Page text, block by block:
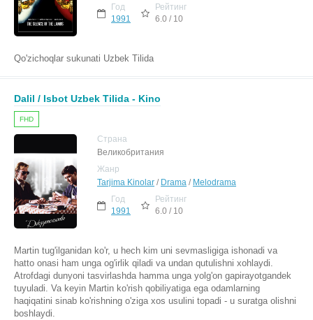
Год
1991
Рейтинг
6.0 / 10
Qo'zichoqlar sukunati Uzbek Tilida
Dalil / Isbot Uzbek Tilida - Kino
FHD
Страна
Великобритания
Жанр
Tarjima Kinolar / Drama / Melodrama
Год
1991
Рейтинг
6.0 / 10
Martin tug'ilganidan ko'r, u hech kim uni sevmasligiga ishonadi va
hatto onasi ham unga og'irlik qiladi va undan qutulishni xohlaydi.
Atrofdagi dunyoni tasvirlashda hamma unga yolg'on gapirayotgandek
tuyuladi. Va keyin Martin ko'rish qobiliyatiga ega odamlarning
haqiqatini sinab ko'rishning o'ziga xos usulini topadi - u suratga olishni
boshlaydi.